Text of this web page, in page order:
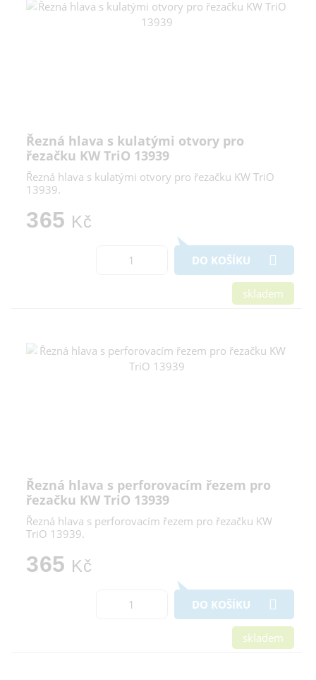
Řezná hlava s kulatými otvory pro
řezačku KW TriO 13939
Řezná hlava s kulatými otvory pro řezačku KW TriO
13939.
365 Kč
DO KOŠÍKU
skladem
Řezná hlava s perforovacím řezem pro
řezačku KW TriO 13939
Řezná hlava s perforovacím řezem pro řezačku KW
TriO 13939.
365 Kč
DO KOŠÍKU
skladem